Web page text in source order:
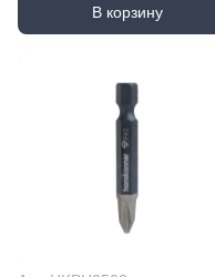
Сумки для инструмента
Защита глаз, Головы
Плащи и дождевики
В корзину